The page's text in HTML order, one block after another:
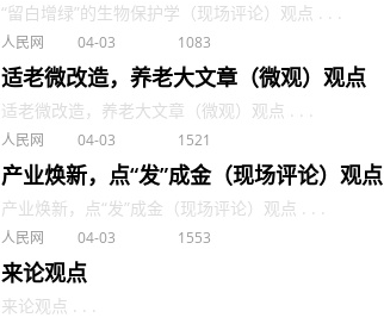
“留白增绿”的生物保护学（现场评论）观点 . . .
人民网 04-03 1083
适老微改造，养老大文章（微观）观点
适老微改造，养老大文章（微观）观点 . . .
人民网 04-03 1521
产业焕新，点“发”成金（现场评论）观点
产业焕新，点“发”成金（现场评论）观点 . . .
人民网 04-03 1553
来论观点
来论观点 . . .